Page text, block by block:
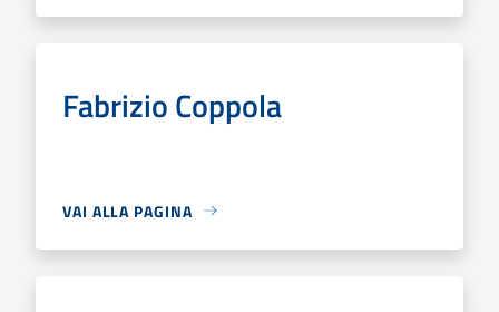
Fabrizio Coppola
VAI ALLA PAGINA